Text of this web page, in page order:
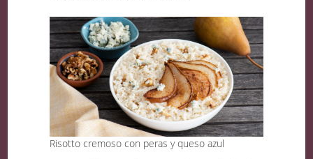
Risotto cremoso con peras y queso azul